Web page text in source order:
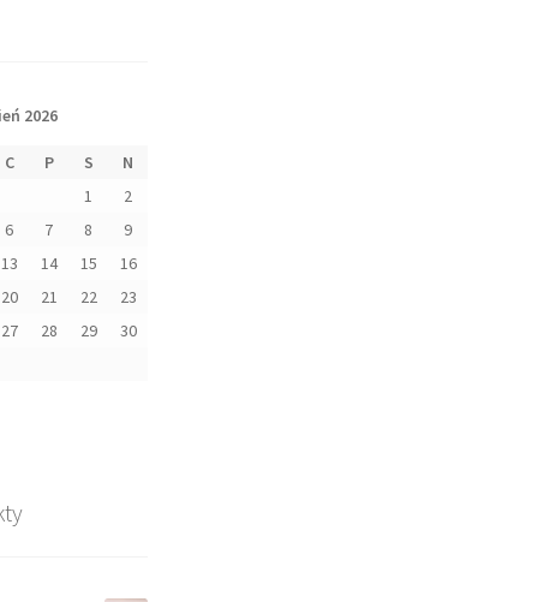
2026
C P S
N
1
2
6 7 8
9
13 14 15
16
20 21 22
23
27 28 29
30